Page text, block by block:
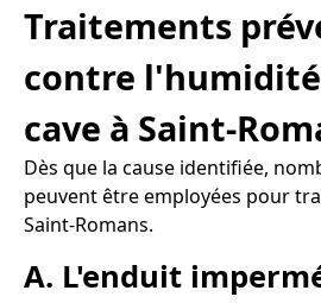
Traitements
contre
cave à Saint-
Dès que la cause identifiée,
peuvent être employées pour
Saint-Romans.
A. L'enduit